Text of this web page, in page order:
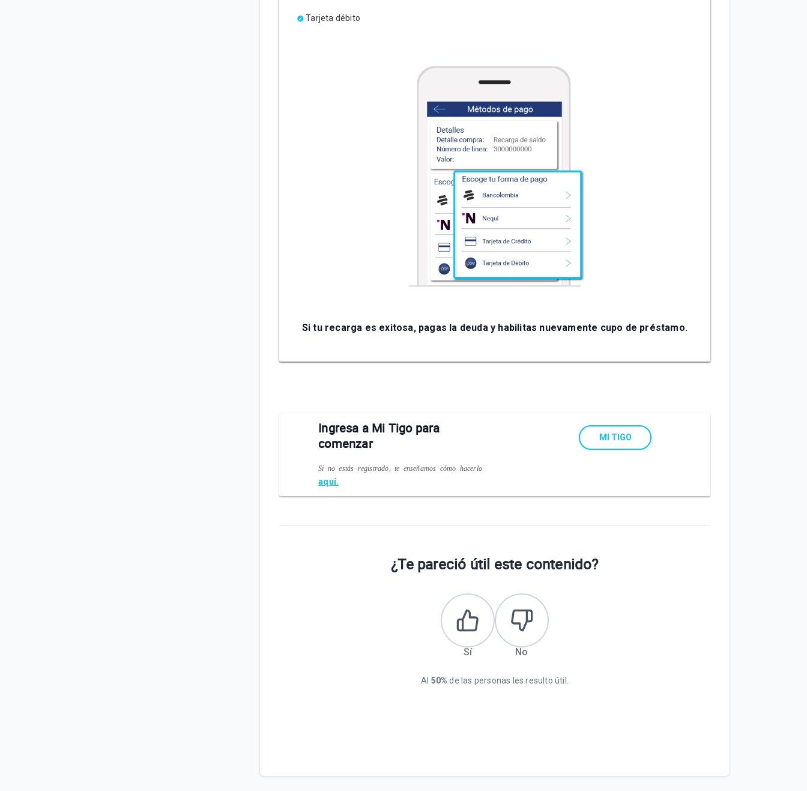
Tarjeta débito
Si tu recarga es exitosa, pagas la deuda y habilitas nuevamente cupo de préstamo.
Ingresa a Mi Tigo para
comenzar
Si no estás registrado, te enseñamos cómo hacerlo
aquí.
MI TIGO
¿Te pareció útil este contenido?
Sí No
Al 50% de las personas les resulto útil.